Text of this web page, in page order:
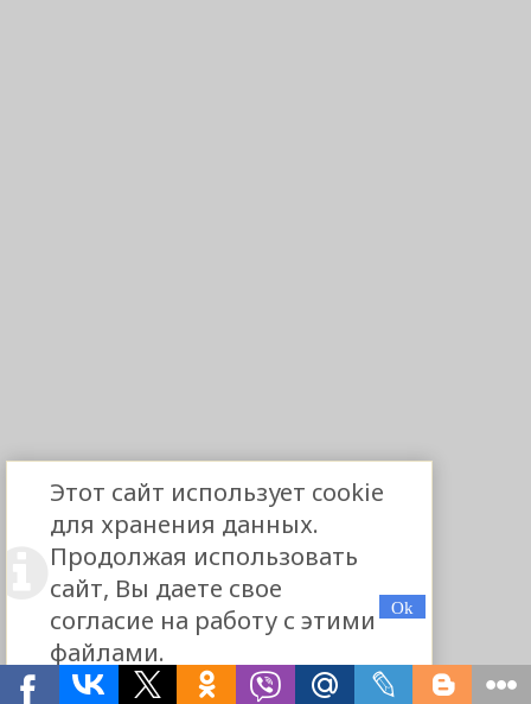
Этот сайт использует cookie
для хранения данных.
Продолжая использовать
сайт, Вы даете свое
согласие на работу с этими
файлами.